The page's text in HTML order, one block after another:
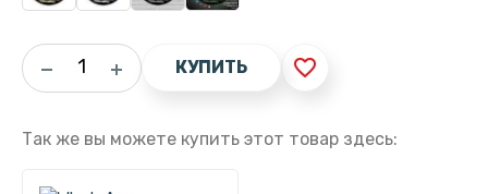
КУПИТЬ favorite_border
Так же вы можете купить этот товар здесь: